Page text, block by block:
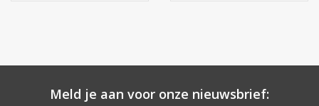
Meld je aan voor onze nieuwsbrief: